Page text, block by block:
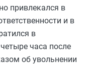
привлекался в
и в
в
часа после
об увольнении